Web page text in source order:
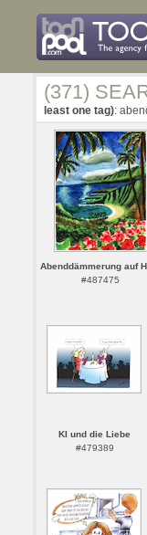
(371)
least one tag):
Abenddämmerung auf
#487475
KI und die Liebe
#479389